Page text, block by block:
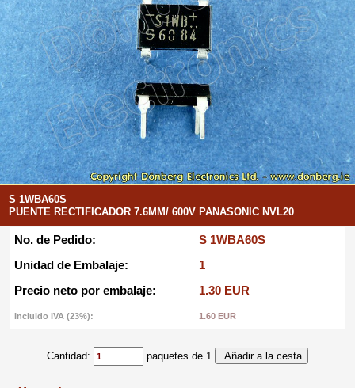
S 1WBA60S
PUENTE RECTIFICADOR 7.6MM/ 600V PANASONIC NVL20
No. de Pedido:
S 1WBA60S
Unidad de Embalaje:
1
Precio neto por embalaje:
1.30 EUR
Incluido IVA (23%): 1.60 EUR
Cantidad: paquetes de 1